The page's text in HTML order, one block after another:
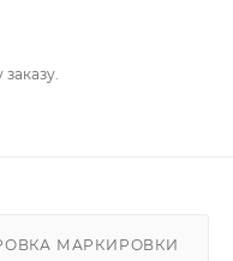
МАРКИРОВКИ